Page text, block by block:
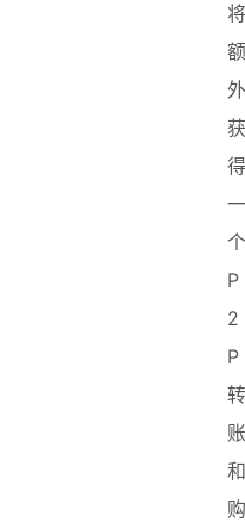
将
额
外
获
得
一
个
P
2
P
转
账
和
购